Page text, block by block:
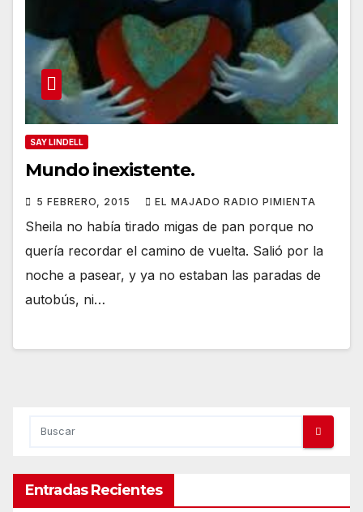
SAY LINDELL
Mundo inexistente.
5 FEBRERO, 2015 EL MAJADO RADIO PIMIENTA
Sheila no había tirado migas de pan porque no
quería recordar el camino de vuelta. Salió por la
noche a pasear, y ya no estaban las paradas de
autobús, ni…
Entradas Recientes